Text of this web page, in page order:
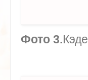
Фото 3.